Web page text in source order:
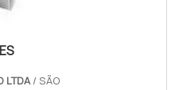
LTDA/ SÃO